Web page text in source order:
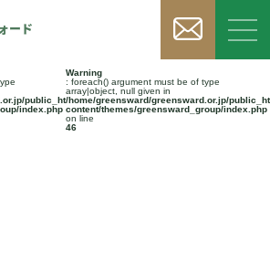
ード
public_html/wp-
index.php
Warning
: foreach() argument must be of type
array|object, null given in
/home/greensward/greensward.or.jp/
content/themes/greensward_group/index.php
on line
46